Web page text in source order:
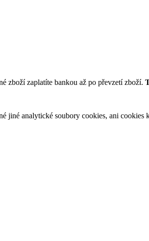
zboží zaplatíte bankou až po převzetí zboží.
jiné analytické soubory cookies, ani